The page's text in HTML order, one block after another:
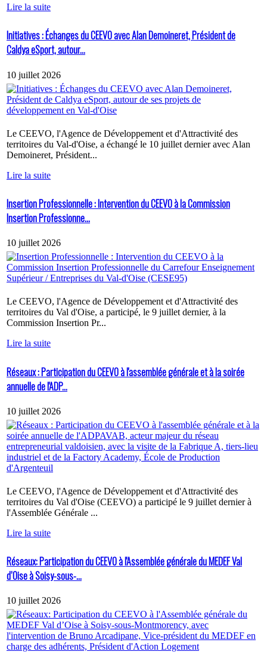
Lire la suite
Initiatives : Échanges du CEEVO avec Alan Demoineret, Président de
Caldya eSport, autour...
10 juillet 2026
Le CEEVO, l'Agence de Développement et d'Attractivité des
territoires du Val-d'Oise, a échangé le 10 juillet dernier avec Alan
Demoineret, Président...
Lire la suite
Insertion Professionnelle : Intervention du CEEVO à la Commission
Insertion Professionne...
10 juillet 2026
Le CEEVO, l'Agence de Développement et d'Attractivité des
territoires du Val d'Oise, a participé, le 9 juillet dernier, à la
Commission Insertion Pr...
Lire la suite
Réseaux : Participation du CEEVO à l'assemblée générale et à la soirée
annuelle de l'ADP...
10 juillet 2026
Le CEEVO, l'Agence de Développement et d'Attractivité des
territoires du Val d'Oise (CEEVO) a participé le 9 juillet dernier à
l'Assemblée Générale ...
Lire la suite
Réseaux: Participation du CEEVO à l'Assemblée générale du MEDEF Val
d’Oise à Soisy-sous-...
10 juillet 2026